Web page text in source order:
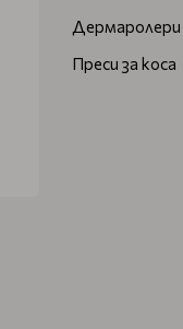
Дермаролери
Преси за коса